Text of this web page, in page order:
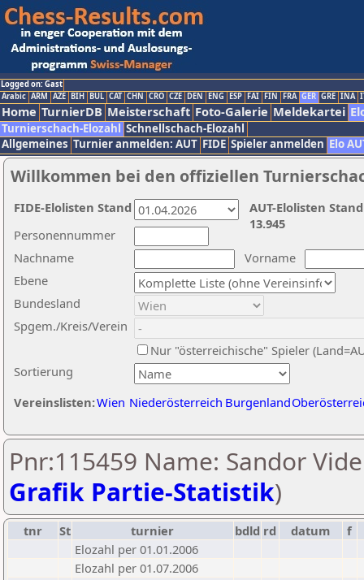
Logged on: Gast
Arabic ARM AZE BIH BUL CAT CHN CRO CZE DEN ENG ESP FAI FIN FRA GER GRE INA
Home TurnierDB Meisterschaft Foto-Galerie Meldekartei
Turnierschach-Elozahl Schnellschach-Elozahl
Allgemeines Turnier anmelden: AUT FIDE Spieler anmelden Elo
Willkommen bei den offiziellen
Nachname
Vorname
Ebene
Sortierung
Personennummer
Bundesland
Spgem./Kreis/Verein
Nur "österreichische" Spieler
Vereinslisten:Wien Niederösterreich Burgenland
AUT-Elolisten
13.945
FIDE-Elolisten Stand
Pnr:115459 Name: Sandor
Grafik Partie-Statistik)
tnr St turnier bdld rd datum
f
Elozahl per 01.01.2006
Elozahl per 01.07.2006